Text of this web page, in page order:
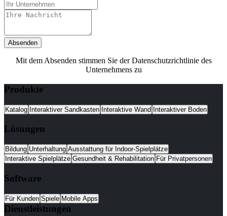
Absenden
Mit dem Absenden stimmen Sie der Datenschutzrichtlinie des
Unternehmens zu
Produkte
Katalog Interaktiver Sandkasten Interaktive Wand Interaktiver Boden
Lösungen
Bildung Unterhaltung Ausstattung für Indoor-Spielplätze
Interaktive Spielplätze Gesundheit & Rehabilitation Für Privatpersonen
Software
Für Kunden Spiele Mobile Apps
Dienstleistungen